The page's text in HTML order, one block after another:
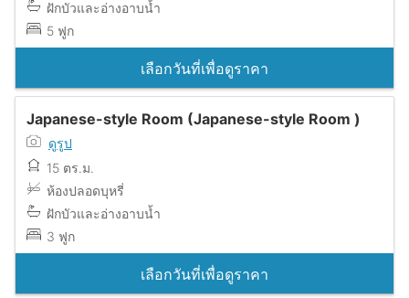
ฝักบัวและอ่างอาบน้ำ
5 ฟูก
เลือกวันที่เพื่อดูราคา
Japanese-style Room (Japanese-style Room )
ดูรูป
15 ตร.ม.
ห้องปลอดบุหรี่
ฝักบัวและอ่างอาบน้ำ
3 ฟูก
เลือกวันที่เพื่อดูราคา